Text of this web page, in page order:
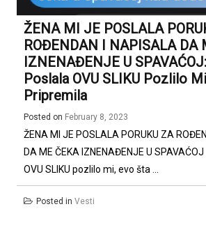
ŽENA MI JE POSLALA
ROĐENDAN I NAPISALA DA
IZNENAĐENJE U
Poslala OVU SLIKU Pozlilo
Pripremila
Posted on February 8, 2023
ŽENA MI JE POSLALA PORUKU ZA
DA ME ČEKA IZNENAĐENJE U
OVU SLIKU pozlilo mi, evo šta ...
Posted in Vesti